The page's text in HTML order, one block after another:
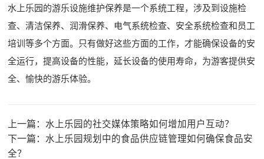
水上乐园的游乐设施维护保养是一个系统工程，涉及到设施检
查、清洁保养、润滑保养、电气系统检查、安全系统检查和员工
培训等多个方面。只有做好这些方面的工作，才能确保设备的安
全运行，提高设备的性能，延长设备的使用寿命，为游客提供安
全、愉快的游乐体验。
上一篇： 水上乐园的社交媒体策略如何增加用户互动？
下一篇： 水上乐园规划中的食品供应链管理如何确保食品安
全？